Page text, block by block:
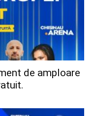
de amploare